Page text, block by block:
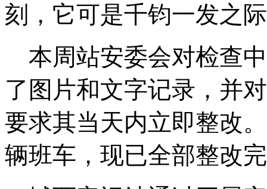
刻，它可是千钧一发之
本周站安委会对检查
了图片和文字记录，并
要求其当天内立即整改
辆班车，现已全部整改